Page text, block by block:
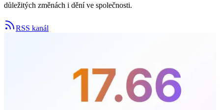
důležitých změnách i dění ve společnosti.
RSS kanál